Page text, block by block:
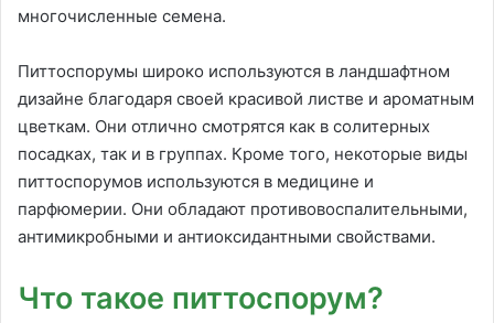
многочисленные семена.
Питтоспорумы широко используются в ландшафтном
дизайне благодаря своей красивой листве и ароматным
цветкам. Они отлично смотрятся как в солитерных
посадках, так и в группах. Кроме того, некоторые виды
питтоспорумов используются в медицине и
парфюмерии. Они обладают противовоспалительными,
антимикробными и антиоксидантными свойствами.
Что такое питтоспорум?